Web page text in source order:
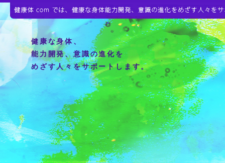
健康な身体、
能力開発、意識の進化を
めざす人々をサポートします。